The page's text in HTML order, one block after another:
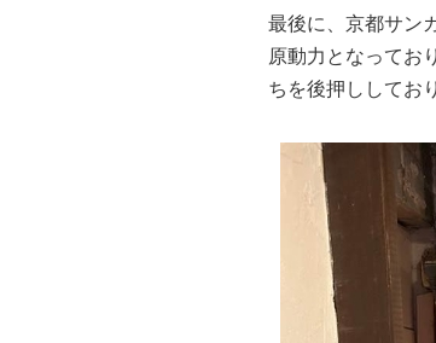
最後に、京都サン
原動力となってお
ちを後押ししてお